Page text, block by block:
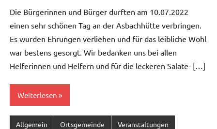
Die Bürgerinnen und Bürger durften am 10.07.2022
einen sehr schönen Tag an der Asbachhütte verbringen.
Es wurden Ehrungen verliehen und für das leibliche Wohl
war bestens gesorgt. Wir bedanken uns bei allen
Helferinnen und Helfern und für die leckeren Salate- […]
Weiterlesen
Allgemein Ortsgemeinde Veranstaltungen